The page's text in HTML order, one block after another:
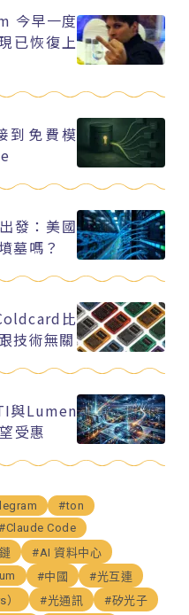
今早一度
已恢復上
到免費模
發：美國
墓嗎？
比
技術無關
與Lumen
受惠
#ton
Code
#AI 資料中心
#中國
#光互連
#光通訊
#矽光子